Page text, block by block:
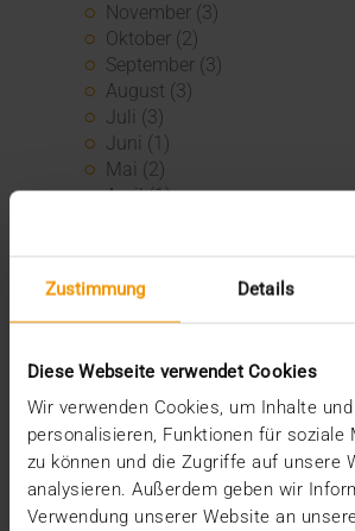
Zustimmung Details
Diese Webseite verwendet Cookies
Wir verwenden Cookies, um Inhalte
personalisieren, Funktionen für soziale
zu können und die Zugriffe auf unsere
analysieren. Außerdem geben wir
Verwendung unserer Website an
November (3)
Oktober (2)
September (3)
August (3)
Juli (3)
Juni (1)
Mai (2)
April (1)
2024
November (1)
August (1)
Juli (3)
Juni (3)
Mai (7)
April (4)